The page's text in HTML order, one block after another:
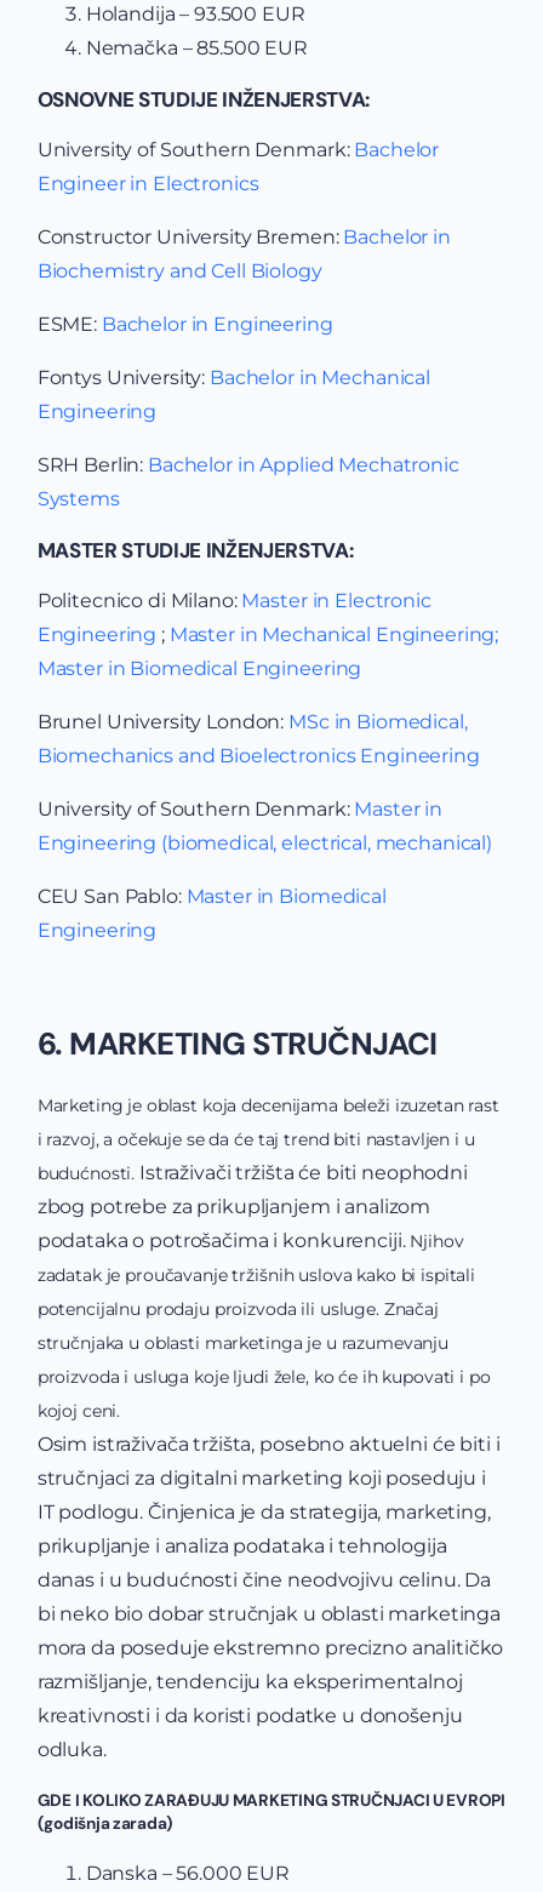
Holandija – 93.500 EUR
Nemačka – 85.500 EUR
OSNOVNE STUDIJE INŽENJERSTVA:
University of Southern Denmark: Bachelor
Engineer in Electronics
Constructor University Bremen: Bachelor in
Biochemistry and Cell Biology
ESME: Bachelor in Engineering
Fontys University: Bachelor in Mechanical
Engineering
SRH Berlin: Bachelor in Applied Mechatronic
Systems
MASTER STUDIJE INŽENJERSTVA:
Politecnico di Milano: Master in Electronic
Engineering ; Master in Mechanical Engineering;
Master in Biomedical Engineering
Brunel University London: MSc in Biomedical,
Biomechanics and Bioelectronics Engineering
University of Southern Denmark: Master in
Engineering (biomedical, electrical, mechanical)
CEU San Pablo: Master in Biomedical
Engineering
6. MARKETING STRUČNJACI
Marketing je oblast koja decenijama beleži izuzetan rast
i razvoj, a očekuje se da će taj trend biti nastavljen i u
budućnosti. Istraživači tržišta će biti neophodni
zbog potrebe za prikupljanjem i analizom
podataka o potrošačima i konkurenciji.Njihov
zadatak je proučavanje tržišnih uslova kako bi ispitali
potencijalnu prodaju proizvoda ili usluge. Značaj
stručnjaka u oblasti marketinga je u razumevanju
proizvoda i usluga koje ljudi žele, ko će ih kupovati i po
kojoj ceni.
Osim istraživača tržišta, posebno aktuelni će biti i
stručnjaci za digitalni marketing koji poseduju i
IT podlogu. Činjenica je da strategija, marketing,
prikupljanje i analiza podataka i tehnologija
danas i u budućnosti čine neodvojivu celinu. Da
bi neko bio dobar stručnjak u oblasti marketinga
mora da poseduje ekstremno precizno analitičko
razmišljanje, tendenciju ka eksperimentalnoj
kreativnosti i da koristi podatke u donošenju
odluka.
GDE I KOLIKO ZARAĐUJU MARKETING STRUČNJACI U EVROPI
(godišnja zarada)
Danska – 56.000 EUR